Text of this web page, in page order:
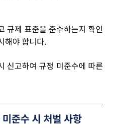
규제 표준을 준수하는지 확인
해야 합니다.
신고하여 규정 미준수에 따른
준수 시 처벌 사항